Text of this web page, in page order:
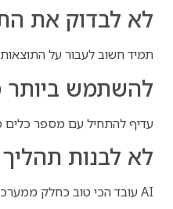
לא לבדוק את
תמיד חשוב לעבור על
להשתמש ביותר
עדיף להתחיל עם מספר כלים
לא לבנות
AI עובד הכי טוב כחלק ממערכת עבודה.